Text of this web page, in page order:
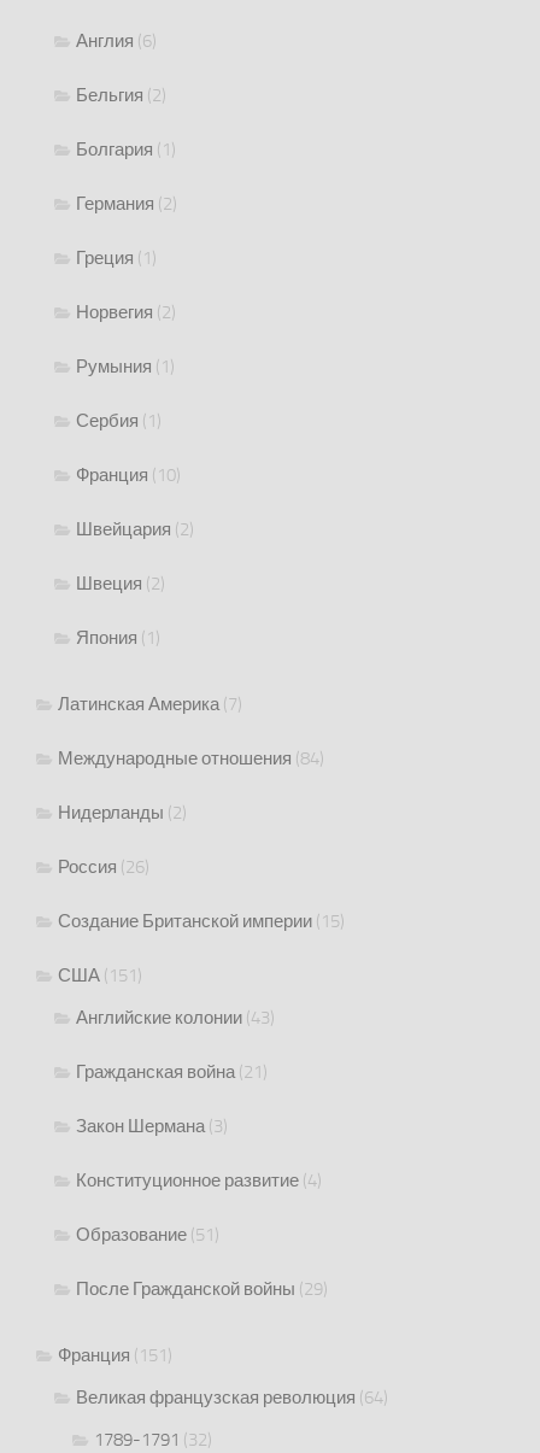
Англия (6)
Бельгия (2)
Болгария (1)
Германия (2)
Греция (1)
Норвегия (2)
Румыния (1)
Сербия (1)
Франция (10)
Швейцария (2)
Швеция (2)
Япония (1)
Латинская Америка(7)
Международные отношения (84)
Нидерланды (2)
Россия (26)
Создание Британской империи (15)
США (151)
Английские колонии (43)
Гражданская война(21)
Закон Шермана(3)
Конституционное развитие (4)
Образование (51)
После Гражданской войны (29)
Франция (151)
Великая французская революция (64)
1789-1791 (32)